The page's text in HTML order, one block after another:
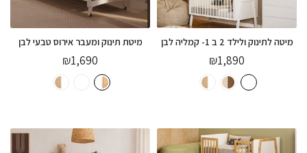
מיטה לתינוק ולילד 2 ב 1- קמליה לבן
₪1,890
מיטת תינוק ומעבר אירוס טבעי לבן
₪1,690